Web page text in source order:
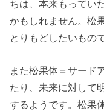
ちは、本来もってい
かもしれません。松
とりもどしたいもの
また松果体＝サード
たり、未来に対して
するようです。松果